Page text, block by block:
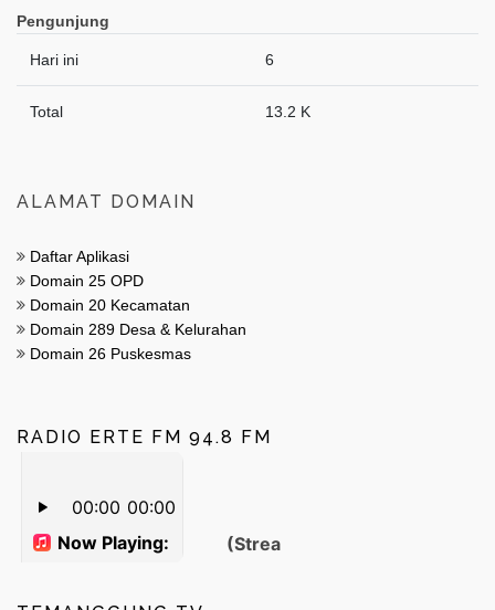
Pengunjung
Hari ini 6
Total 13.2 K
ALAMAT DOMAIN
Daftar Aplikasi
Domain 25 OPD
Domain 20 Kecamatan
Domain 289 Desa & Kelurahan
Domain 26 Puskesmas
RADIO ERTE FM 94.8 FM